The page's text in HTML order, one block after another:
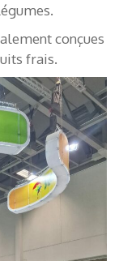
conçues
frais.